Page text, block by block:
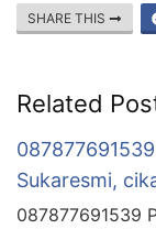
SHARE THIS
Related
Sukaresmi,
087877691539